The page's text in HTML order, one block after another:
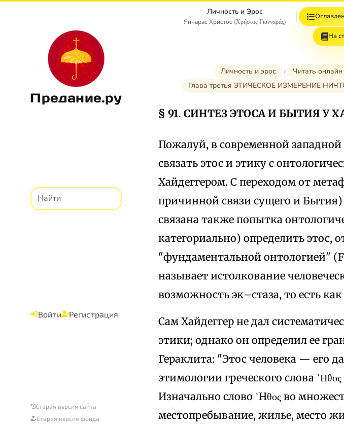
Предание.ру
Войти Регистрация
Старая версия сайта
Старая версия фонда
Личность и Эрос
Яннарас Христос (Χρήστος Γιανναράς)
На
Личность и эрос Читать онлайн
Глава третья ЭТИЧЕСКОЕ ИЗМЕРЕНИЕ
§ 91. СИНТЕЗ ЭТОСА И БЫТИЯ У
Пожалуй, в современной
связать этос и этику с
Хайдеггером. С переходом от
причинной связи сущего и
связана также попытка
категориально) определить этос,
"фундаментальной онтологией"
называет истолкование
возможность эк–стаза, то есть
Сам Хайдеггер не дал
этики; однако он определил ее
Гераклита: "Этос человека — его
этимологии греческого слова
Изначально слово ᾽Hθος во
местопребывание, жилье, место